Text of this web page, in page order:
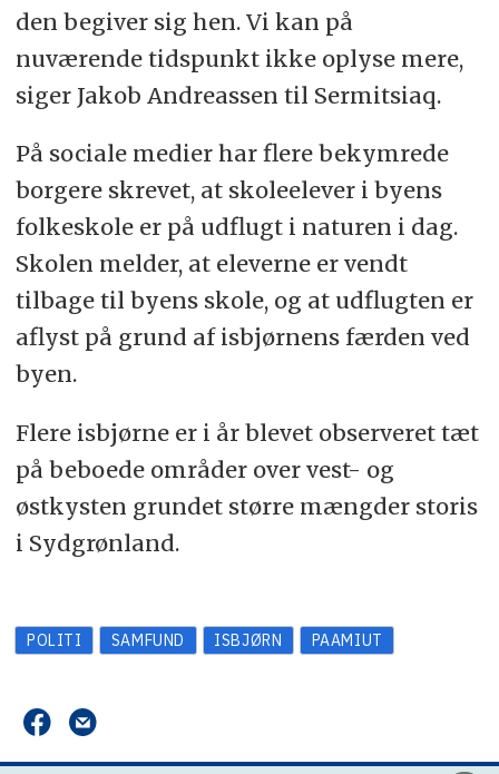
den begiver sig hen. Vi kan på
nuværende tidspunkt ikke oplyse mere,
siger Jakob Andreassen til Sermitsiaq.
På sociale medier har flere bekymrede
borgere skrevet, at skoleelever i byens
folkeskole er på udflugt i naturen i dag.
Skolen melder, at eleverne er vendt
tilbage til byens skole, og at udflugten er
aflyst på grund af isbjørnens færden ved
byen.
Flere isbjørne er i år blevet observeret tæt
på beboede områder over vest- og
østkysten grundet større mængder storis
i Sydgrønland.
POLITI SAMFUND ISBJØRN PAAMIUT